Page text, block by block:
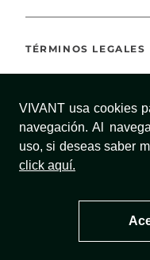
VIVANT usa cookies
navegación. Al
uso, si deseas saber
click aquí.
TÉRMINOS LEGALES
MÉTODOS DE PAGO